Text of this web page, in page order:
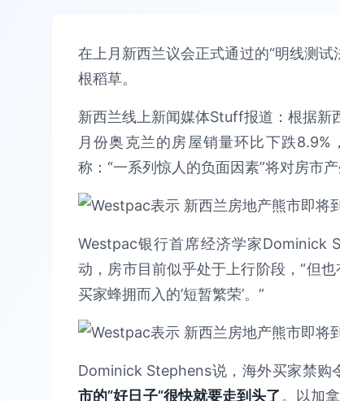
在上月新西兰议会正式通过的“明线测
根稻草。
新西兰线上新闻媒体Stuff报道：根据新
月份奥克兰的房屋销量环比下跌
称：“一系列惊人的负面因素”将对房市
Westpac银行首席经济学家Dominick
动，房市目前似乎处于上行阶段，“但
买家蜂拥而入的’短暂繁荣’。”
Dominick Stephens说，海外买家禁购
市的”好日子”很快就要走到头了 。以加